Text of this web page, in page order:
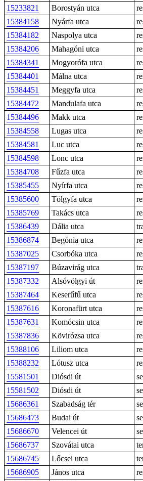
15233821
Borostyán utca
15384158
Nyárfa utca
15384182
Naspolya utca
15384206
Mahagóni utca
15384341
Mogyorófa utca
15384401
Málna utca
15384451
Meggyfa utca
15384472
Mandulafa utca
15384496
Makk utca
15384558
Lugas utca
15384581
Luc utca
15384598
Lonc utca
15384708
Fűzfa utca
15385455
Nyírfa utca
15385600
Tölgyfa utca
15385769
Takács utca
15386439
Dália utca
15386874
Begónia utca
15387025
Csorbóka utca
15387197
Búzavirág utca
15387332
Alsóvölgyi út
15387464
Keserűfű utca
15387616
Koronafürt utca
15387631
Komócsin utca
15387836
Kövirózsa utca
15388106
Liliom utca
15388232
Lótusz utca
15581501
Diósdi út
15581502
Diósdi út
15686361
Szabadság tér
15686473
Budai út
15686670
Velencei út
15686737
Szovátai utca
15686745
Lőcsei utca
15686905
János utca